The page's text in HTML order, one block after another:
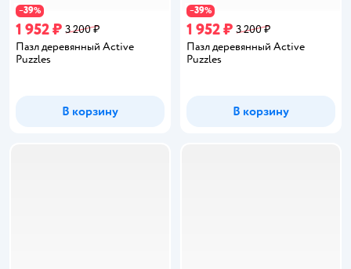
−39%
1 952 ₽ 3 200 ₽
Пазл деревянный Active
Puzzles
В корзину
−39%
1 952 ₽ 3 200 ₽
Пазл деревянный Active
Puzzles
В корзину